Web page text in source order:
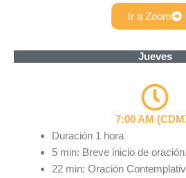
Ir a Zoom
Jueves
7:00 AM
Duración 1 hora
5 min: Breve inicio de oración.
22 min: Oración